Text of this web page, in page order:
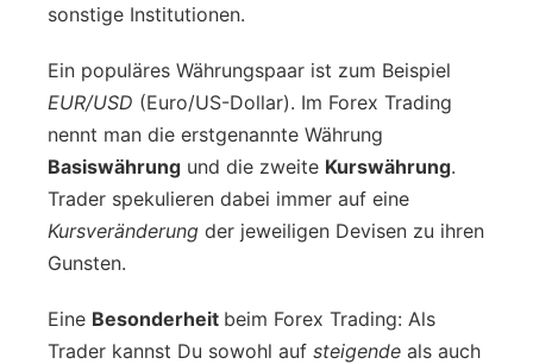
sonstige Institutionen.
Ein populäres Währungspaar ist zum Beispiel
EUR/USD (Euro/US-Dollar). Im Forex Trading
nennt man die erstgenannte Währung
Basiswährung und die zweite Kurswährung.
Trader spekulieren dabei immer auf eine
Kursveränderung der jeweiligen Devisen zu ihren
Gunsten.
Eine Besonderheit beim Forex Trading: Als
Trader kannst Du sowohl auf steigende als auch